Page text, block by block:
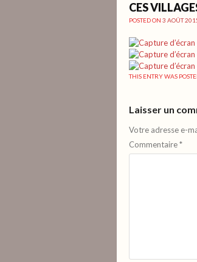
CES
POSTED ON 3 AOÛT
THIS ENTRY WAS
Laisser un
Votre adresse e-
Commentaire*